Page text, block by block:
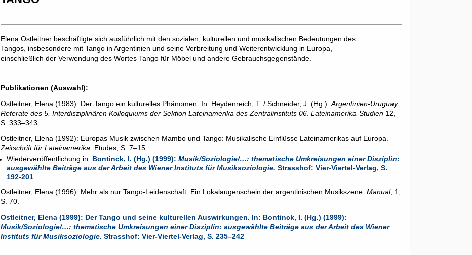
Elena Ostleitner beschäftigte sich ausführlich mit den sozialen, kulturellen und musikalischen Bedeutungen des
Tangos, insbesondere mit Tango in Argentinien und seine Verbreitung und Weiterentwicklung in Europa,
einschließlich der Verwendung des Wortes Tango für Möbel und andere Gebrauchsgegenstände.
Publikationen (Auswahl):
Ostleitner, Elena (1983): Der Tango ein kulturelles Phänomen. In: Heydenreich, T. / Schneider, J. (Hg.): Argentinien-Uruguay.
Referate des 5. Interdisziplinären Kolloquiums der Sektion Lateinamerika des Zentralinstituts 06 Lateinamerika-Studien 12,
S. 333–343.
Zeitschrift für Lateinamerika . Etudes, S. 7–15.
Wiederveröffentlichung in: Bontinck, I. (Hg.) (1999): Musik/Soziologie/…: thematische Umkreisungen einer Disziplin:
ausgewählte Beiträge aus der Arbeit des Wiener Instituts für Musiksoziologie. Strasshof: Vier-Viertel-Verlag, S.
192-201
Ostleitner, Elena (1996): Mehr als nur Tango-Leidenschaft: Ein Lokalaugenschein der argentinischen Musikszene. Manual, 1,
S. 70.
Musik/Soziologie/…: thematische Umkreisungen einer Disziplin: ausgewählte Beiträge aus der Arbeit des Wiener
Instituts für Musiksoziologie. Strasshof: Vier-Viertel-Verlag, S. 235–242